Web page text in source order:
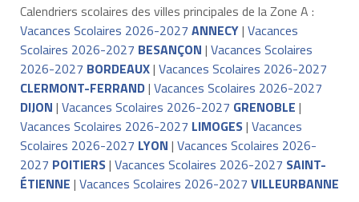
Calendriers scolaires des villes principales de la Zone A :
Vacances Scolaires 2026-2027 ANNECY| Vacances
Scolaires 2026-2027 BESANÇON | Vacances Scolaires
2026-2027 BORDEAUX| Vacances Scolaires 2026-2027
CLERMONT-FERRAND| Vacances Scolaires 2026-2027
DIJON | Vacances Scolaires 2026-2027 GRENOBLE |
Vacances Scolaires 2026-2027 LIMOGES| Vacances
Scolaires 2026-2027 LYON | Vacances Scolaires 2026-
2027 POITIERS| Vacances Scolaires 2026-2027 SAINT-
ÉTIENNE | Vacances Scolaires 2026-2027 VILLEURBANNE